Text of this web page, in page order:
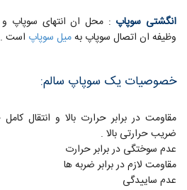
انگشتی سوپاپ : محل ان انتهای سوپاپ
وظیفه ان اتصال سوپاپ بهمیل سوپاپ است .
خصوصیات یک سوپاپ سالم:
مقاومت در برابر حرارت بالا و انتقال
ضریب حرارتی بالا .
عدم سوختگی در برابر حرارت
مقاومت لازم در برابر ضربه ها
عدم ساییدگی